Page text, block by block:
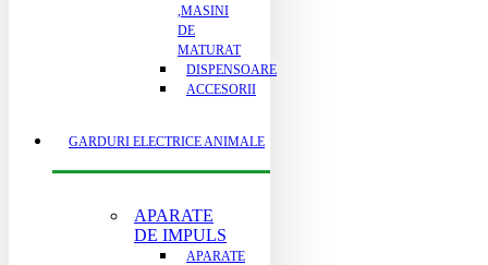
,MASINI
DE
MATURAT
DISPENSOARE
ACCESORII
GARDURI ELECTRICE ANIMALE
APARATE
DE IMPULS
APARATE